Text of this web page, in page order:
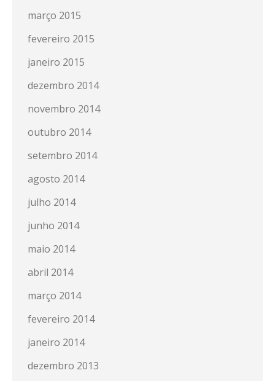
março 2015
fevereiro 2015
janeiro 2015
dezembro 2014
novembro 2014
outubro 2014
setembro 2014
agosto 2014
julho 2014
junho 2014
maio 2014
abril 2014
março 2014
fevereiro 2014
janeiro 2014
dezembro 2013